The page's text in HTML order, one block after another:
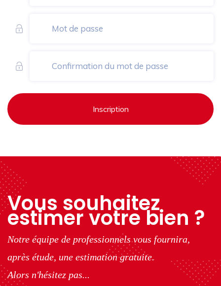
Inscription
Vous souhaitez
estimer votre bien ?
Notre équipe de professionnels vous fournira,
après étude, une estimation gratuite.
Alors n'hésitez pas...